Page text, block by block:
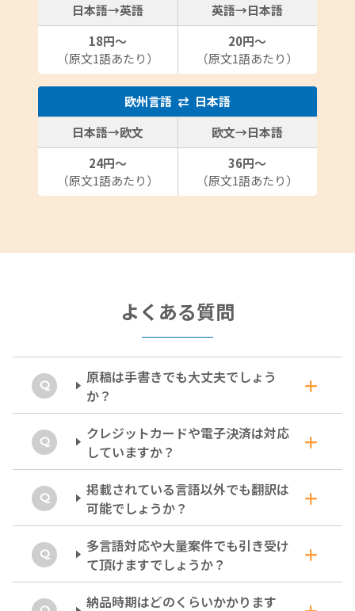
日本語→英語
英語→日本語
18円～
（原文1語あたり）
20円～
（原文1語あたり）
欧州言語
日本語
日本語→欧文
欧文→日本語
24円～
（原文1語あたり）
36円～
（原文1語あたり）
よくある質問
原稿は手書きでも大丈夫でしょう
か？
手書き原稿は原則お断りしております。解読可能
なものなら、追加料金にてお受けできる場合があ
ります。ご相談下さい。
クレジットカードや電子決済は対応
していますか？
クレジットカードによるお支払いはPayPalにてお
受けできます。税抜き金額に対して5％の手続料
を別途頂戴します。
掲載されている言語以外でも翻訳は
可能でしょうか？
取扱い言語の記載はあくまでも目安です。他にも
対応可能な言語がありますので、お問い合わせ下
さい。
多言語対応や大量案件でも引き受け
て頂けますでしょうか？
納品時期はどのくらいかかります